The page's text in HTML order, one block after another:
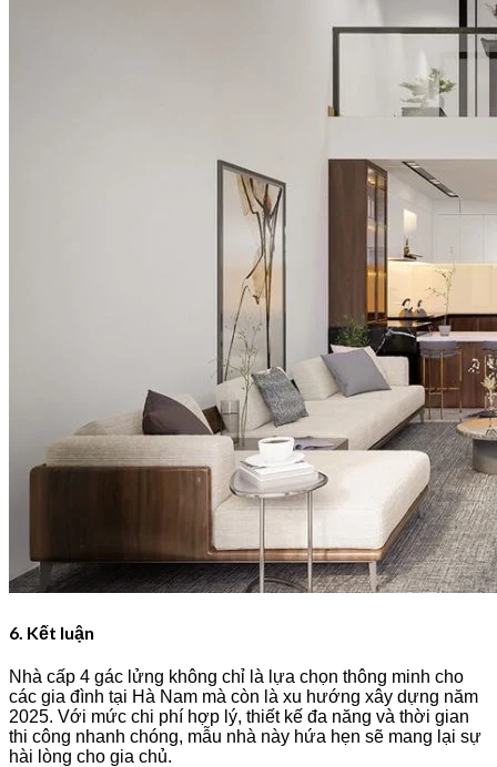
6. Kết luận
Nhà cấp 4 gác lửng không chỉ là lựa chọn thông minh cho
các gia đình tại Hà Nam mà còn là xu hướng xây dựng năm
2025. Với mức chi phí hợp lý, thiết kế đa năng và thời gian
thi công nhanh chóng, mẫu nhà này hứa hẹn sẽ mang lại sự
hài lòng cho gia chủ.